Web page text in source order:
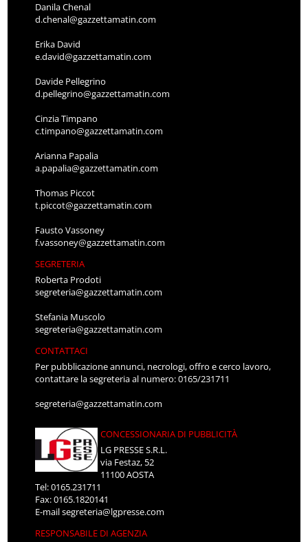
Danila Chenal
d.chenal@gazzettamatin.com
Erika David
e.david@gazzettamatin.com
Davide Pellegrino
d.pellegrino@gazzettamatin.com
Cinzia Timpano
c.timpano@gazzettamatin.com
Arianna Papalia
a.papalia@gazzettamatin.com
Thomas Piccot
t.piccot@gazzettamatin.com
Fausto Vassoney
f.vassoney@gazzettamatin.com
SEGRETERIA
Roberta Prodoti
segreteria@gazzettamatin.com
Stefania Muscolo
segreteria@gazzettamatin.com
CONTATTACI
Per pubblicazione annunci, necrologi, offro e cerco lavoro,
contattare la segreteria al numero: 0165/231711
segreteria@gazzettamatin.com
CONCESSIONARIA DI PUBBLICITÀ
LG PRESSE S.R.L.
via Festaz, 52
11100 AOSTA
Tel: 0165.231711
Fax: 0165.1820141
E-mailsegreteria@lgpresse.com
RESPONSABILE DI AGENZIA